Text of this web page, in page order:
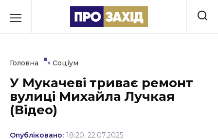
до
Культура
Освіта
Головна » Соціум
У Мукачеві триває ремонт
вулиці Михайла Лучкая
(Відео)
Опубліковано: 18:20, 22.07.2025